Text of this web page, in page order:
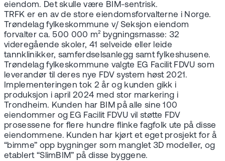
eiendom. Det skulle være BIM-sentrisk.
TRFK er en av de store eiendomsforvalterne i Norge.
Trøndelag fylkeskommune v/ Seksjon eiendom
forvalter ca. 500 000 m² bygningsmasse: 32
videregående skoler, 41 selveide eller leide
tannklinikker, samferdselsanlegg samt fylkeshusene.
Trøndelag fylkeskommune valgte EG Facilit FDVU som
leverandør til deres nye FDV system høst 2021.
Implementeringen tok 2 år og kunden gikk i
produksjon i april 2024 med stor markering i
Trondheim. Kunden har BIM på alle sine 100
eiendommer og EG Facilit FDVU vil støtte FDV
prosessene for flere hundre flinke fagfolk ute på disse
eiendommene. Kunden har kjørt et eget prosjekt for å
“bimme” opp bygninger som manglet 3D modeller, og
etablert “SlimBIM” på disse byggene.